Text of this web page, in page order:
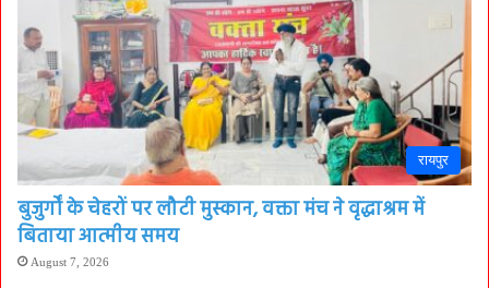
रायपुर
बुजुर्गों के चेहरों पर लौटी मुस्कान, वक्ता मंच ने वृद्धाश्रम में
बिताया आत्मीय समय
August 7, 2026